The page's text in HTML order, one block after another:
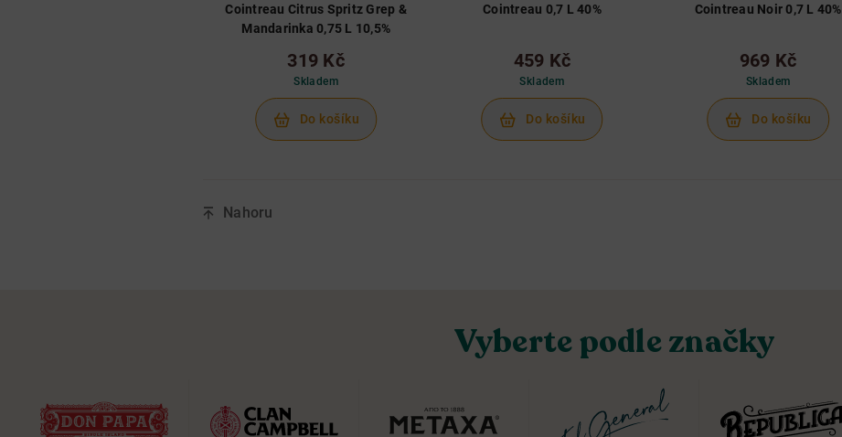
Cointreau Citrus Spritz Grep &
Mandarinka 0,75 L 10,5%
319 Kč
Skladem
Do košíku
Cointreau 0,7 L 40%
459 Kč
Skladem
Do košíku
Cointreau Noir 0,7 L 40%
969 Kč
Skladem
Do košíku
Nahoru
Vyberte podle značky